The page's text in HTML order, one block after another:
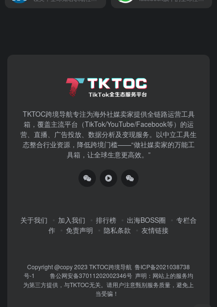
TKTOC跨境导航​专注为海外社媒卖家提供全链路运营工具
箱，覆盖主流平台（TikTok/YouTube/Facebook等）​的运
营、直播、广告投放、数据分析及变现服务。以中立工具生
态整合行业资源，降低跨境门槛——“做社媒卖家的万能工
具箱，让全球生意更高效。”
关于我们 加入我们 排行榜 出海BOSS圈
专栏合
作
免责声明 隐私条款 友情链接
Copyright @copy 2023 TKTOC跨境导航 鲁ICP备2021038738
号-1
鲁公网安备37011202002346号 声明：网站上的服务均
为第三方提供，与TKTOC无关。请用户注意甄别服务质量，避免上
当受骗！